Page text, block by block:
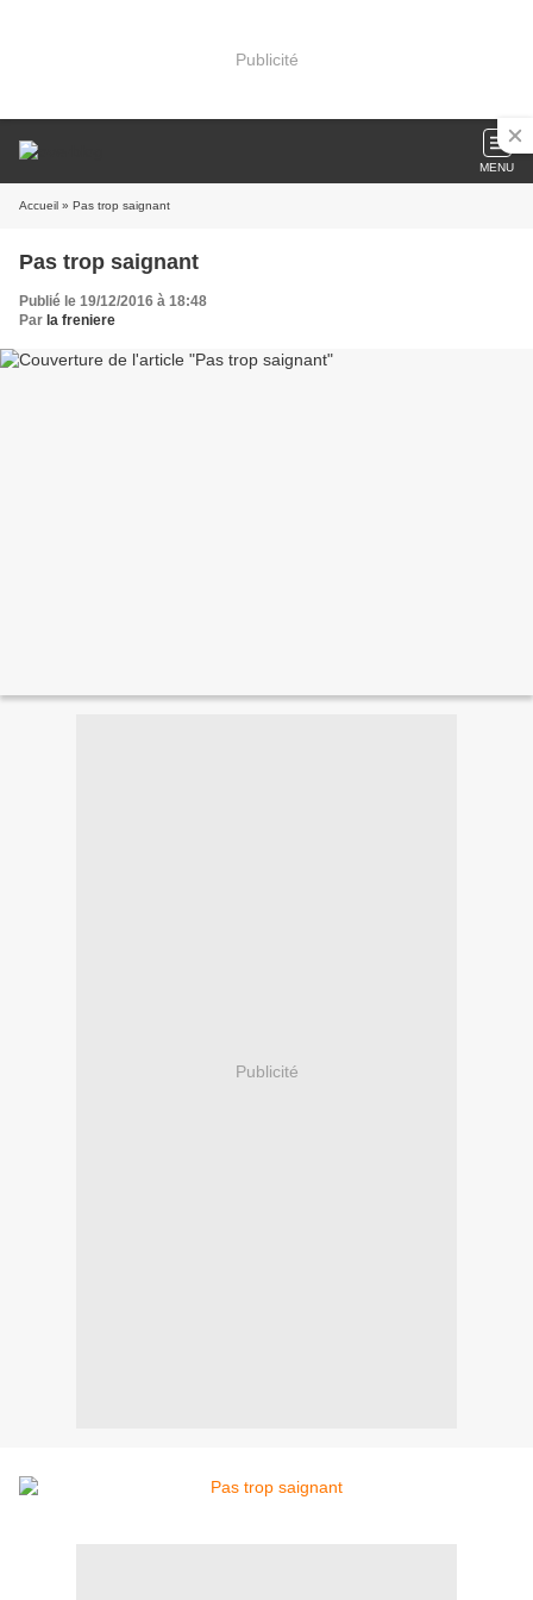
Publicité
MENU
Accueil » Pas trop saignant
Pas trop saignant
Publié le 19/12/2016 à 18:48
Par la freniere
Publicité